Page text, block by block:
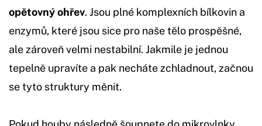
opětovný ohřev. Jsou plné komplexních bílkovin a
enzymů, které jsou sice pro naše tělo prospěšné,
ale zároveň velmi nestabilní. Jakmile je jednou
tepelně upravíte a pak necháte zchladnout, začnou
se tyto struktury měnit.